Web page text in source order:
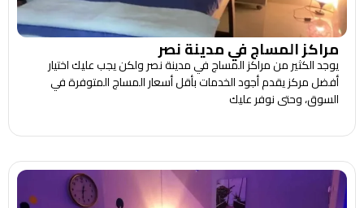
مراكز المساج في مدينة نصر
يوجد الكثير من مراكز المساج في مدينة نصر ولكن يجب عليك اختيار
أفضل مركز يقدم أجود الخدمات بأقل أسعار المساج المتوفرة في
السوق، وحتى نوفر عليك